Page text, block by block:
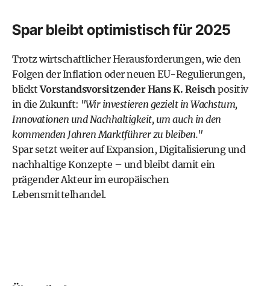
Spar bleibt optimistisch für 2025
Trotz wirtschaftlicher Herausforderungen, wie den
Folgen der Inflation oder neuen EU-Regulierungen,
blicktVorstandsvorsitzender Hans K. Reischpositiv
in die Zukunft: "Wir investieren gezielt in Wachstum,
Innovationen und Nachhaltigkeit, um auch in den
kommenden Jahren Marktführer zu bleiben."
Spar setzt weiter auf Expansion, Digitalisierung und
nachhaltige Konzepte – und bleibt damit ein
prägender Akteur im europäischen
Lebensmittelhandel.